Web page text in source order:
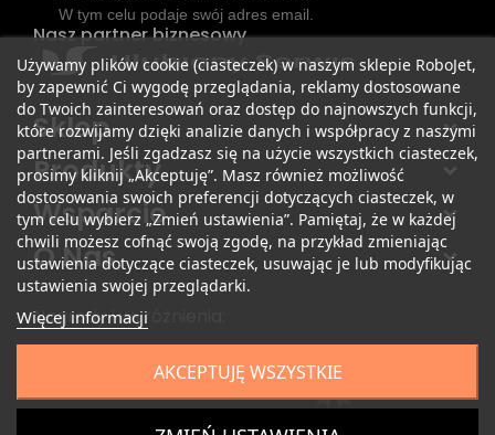
Sklep
Produkty
Wsparcie
O Nas
Używamy plików cookie (ciasteczek) w naszym sklepie RoboJet,
by zapewnić Ci wygodę przeglądania, reklamy dostosowane
do Twoich zainteresowań oraz dostęp do najnowszych funkcji,
które rozwijamy dzięki analizie danych i współpracy z naszymi
partnerami. Jeśli zgadzasz się na użycie wszystkich ciasteczek,
prosimy kliknij „Akceptuję”. Masz również możliwość
dostosowania swoich preferencji dotyczących ciasteczek, w
tym celu wybierz „Zmień ustawienia”. Pamiętaj, że w każdej
chwili możesz cofnąć swoją zgodę, na przykład zmieniając
ustawienia dotyczące ciasteczek, usuwając je lub modyfikując
ustawienia swojej przeglądarki.
Więcej informacji
AKCEPTUJĘ WSZYSTKIE
W tym celu podaje swój adres email.
Nasz partner biznesowy
Nagrody i wyróżnienia: